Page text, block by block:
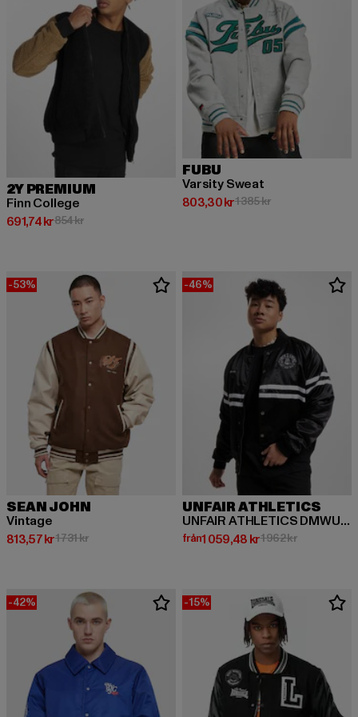
2Y PREMIUM
Finn College
691,74 kr
Nuvarande pris: 691,74 kr
854 krKampanjpris: 854 kr
FUBU
Varsity Sweat
803,30 kr
Nuvarande pris: 803,30 kr
1 385 krKampanjpris: 1
-53%
SEAN JOHN
Vintage
813,57 kr
Nuvarande pris: 813,57 kr
1 731 krKampanjpris: 1 731 kr
-46%
UNFAIR ATHLETICS
UNFAIR ATHLETICS DMWU Satin College Jacket
från1 059,48 kr
Nuvarande pris: Från 1 059,48 kr
1 962 kr
-42% -15%